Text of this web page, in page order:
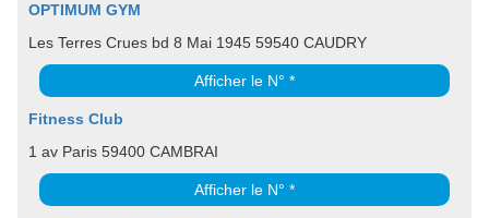
OPTIMUM GYM
Les Terres Crues bd 8 Mai 1945 59540 CAUDRY
Afficher le N° *
Fitness Club
1 av Paris 59400 CAMBRAI
Afficher le N° *